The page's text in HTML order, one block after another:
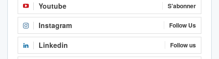
Youtube S'abonner
Instagram Follow Us
Linkedin Follow us